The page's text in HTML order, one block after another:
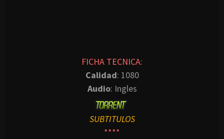
FICHA TECNICA:
Calidad: 1080
Audio: Ingles
SUBTITULOS
****